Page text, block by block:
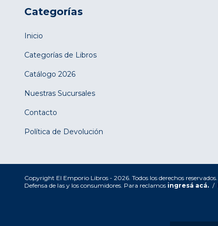
Categorías
Inicio
Categorías de Libros
Catálogo 2026
Nuestras Sucursales
Contacto
Política de Devolución
Copyright El Emporio Libros - 2026. Todos los derechos reservados.
Defensa de las y los consumidores. Para reclamos ingresá acá. /